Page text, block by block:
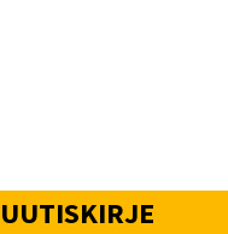
UUTISKIRJE